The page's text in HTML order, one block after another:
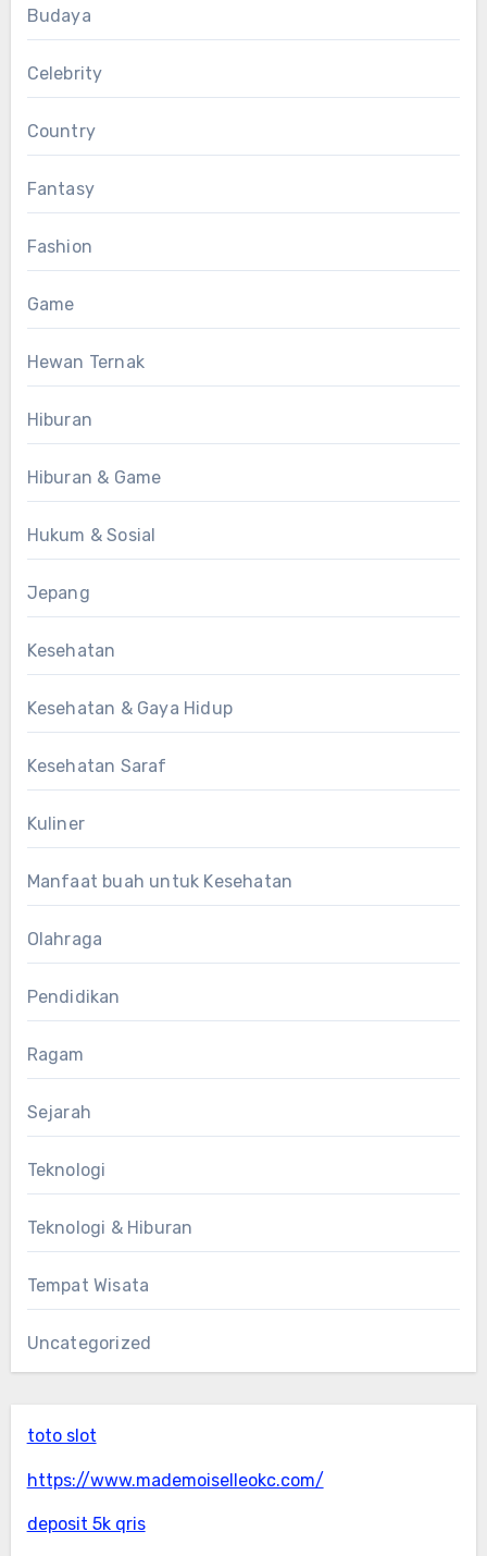
Budaya
Celebrity
Country
Fantasy
Fashion
Game
Hewan Ternak
Hiburan
Hiburan & Game
Hukum & Sosial
Jepang
Kesehatan
Kesehatan & Gaya Hidup
Kesehatan Saraf
Kuliner
Manfaat buah untuk Kesehatan
Olahraga
Pendidikan
Ragam
Sejarah
Teknologi
Teknologi & Hiburan
Tempat Wisata
Uncategorized
toto slot
https://www.mademoiselleokc.com/
deposit 5k qris